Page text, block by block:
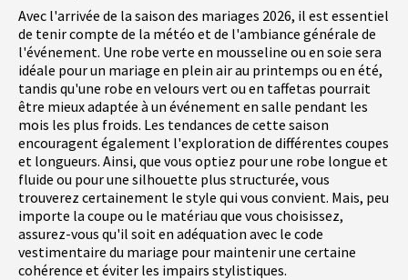
Avec l'arrivée de la saison des mariages 2026, il est essentiel
de tenir compte de la météo et de l'ambiance générale de
l'événement. Une robe verte en mousseline ou en soie sera
idéale pour un mariage en plein air au printemps ou en été,
tandis qu'une robe en velours vert ou en taffetas pourrait
être mieux adaptée à un événement en salle pendant les
mois les plus froids. Les tendances de cette saison
encouragent également l'exploration de différentes coupes
et longueurs. Ainsi, que vous optiez pour une robe longue et
fluide ou pour une silhouette plus structurée, vous
trouverez certainement le style qui vous convient. Mais, peu
importe la coupe ou le matériau que vous choisissez,
assurez-vous qu'il soit en adéquation avec le code
vestimentaire du mariage pour maintenir une certaine
cohérence et éviter les impairs stylistiques.